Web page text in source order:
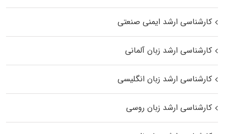
کارشناسی ارشد ایمنی صنعتی
کارشناسی ارشد زبان آلمانی
کارشناسی ارشد زبان انگلیسی
کارشناسی ارشد زبان روسی